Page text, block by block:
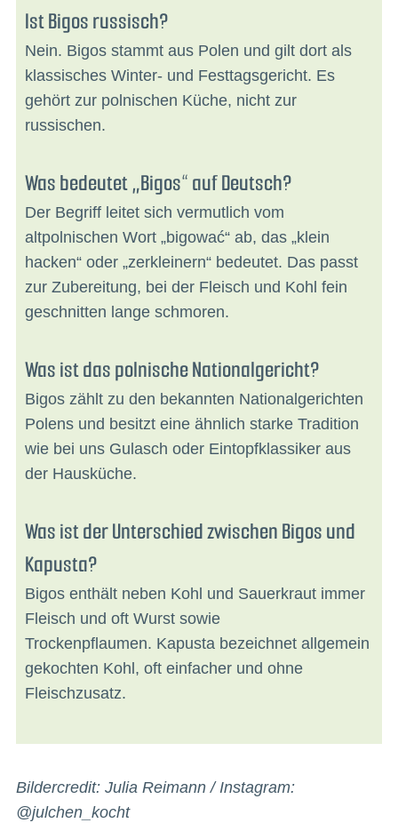
Ist Bigos russisch?
Nein. Bigos stammt aus Polen und gilt dort als
klassisches Winter- und Festtagsgericht. Es
gehört zur polnischen Küche, nicht zur
russischen.
Was bedeutet „Bigos“ auf Deutsch?
Der Begriff leitet sich vermutlich vom
altpolnischen Wort „bigować“ ab, das „klein
hacken“ oder „zerkleinern“ bedeutet. Das passt
zur Zubereitung, bei der Fleisch und Kohl fein
geschnitten lange schmoren.
Was ist das polnische Nationalgericht?
Bigos zählt zu den bekannten Nationalgerichten
Polens und besitzt eine ähnlich starke Tradition
wie bei uns Gulasch oder Eintopfklassiker aus
der Hausküche.
Was ist der Unterschied zwischen Bigos und
Kapusta?
Bigos enthält neben Kohl und Sauerkraut immer
Fleisch und oft Wurst sowie
Trockenpflaumen. Kapusta bezeichnet allgemein
gekochten Kohl, oft einfacher und ohne
Fleischzusatz.
Bildercredit: Julia Reimann / Instagram:
@julchen_kocht